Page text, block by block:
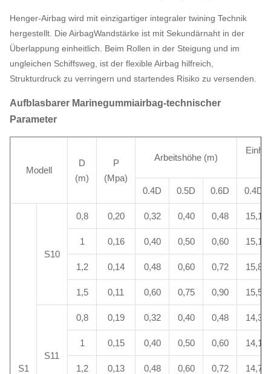
Henger-Airbag wird mit einzigartiger integraler twining Technik
hergestellt. Die AirbagWandstärke ist mit Sekundärnaht in der
Überlappung einheitlich. Beim Rollen in der Steigung und im
ungleichen Schiffsweg, ist der flexible Airbag hilfreich,
Strukturdruck zu verringern und startendes Risiko zu versenden.
Aufblasbarer Marinegummiairbag-technischer
Parameter
Modell
D
(m)
P
(Mpa)
Arbeitshöhe (m)
0.4D 0.5D 0.6D 0.4D
S1
S10
0,8 0,20 0,32 0,40 0,48 15,1
1 0,16 0,40 0,50 0,60 15,1
1,2 0,14 0,48 0,60 0,72 15,8
1,5 0,11 0,60 0,75 0,90 15,5
S11
0,8 0,19 0,32 0,40 0,48 14,3
1 0,15 0,40 0,50 0,60 14,1
1,2 0,13 0,48 0,60 0,72 14,7